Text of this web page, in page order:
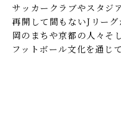
サッカークラブやスタジ
再開して間もないJリー
岡のまちや京都の人々そ
フットボール文化を通じ